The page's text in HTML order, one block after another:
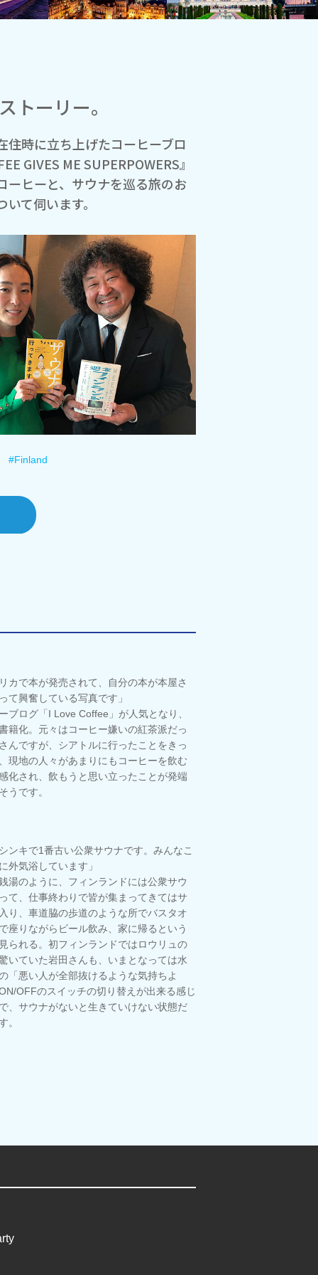
トーリー。
時に立ち上げたコーヒーブロ
GIVES ME SUPERPOWERS』
ヒーと、サウナを巡る旅のお
て伺います。
#Finland
リカで本が発売されて、自分の本が本屋さ
て興奮している写真です」
ブログ「I Love Coffee」が人気となり、
籍化。元々はコーヒー嫌いの紅茶派だっ
んですが、シアトルに行ったことをきっ
現地の人々があまりにもコーヒーを飲む
化され、飲もうと思い立ったことが発端
うです。
シンキで1番古い公衆サウナです。みんなこ
外気浴しています」
湯のように、フィンランドには公衆サウ
て、仕事終わりで皆が集まってきてはサ
り、車道脇の歩道のような所でバスタオ
座りながらビール飲み、家に帰るという
られる。初フィンランドではロウリュの
いていた岩田さんも、いまとなっては水
「悪い人が全部抜けるような気持ちよ
OFFのスイッチの切り替えが出来る感じ
、サウナがないと生きていけない状態だ
。